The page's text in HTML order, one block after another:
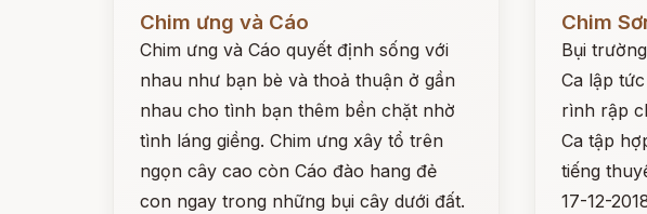
Chim ưng và Cáo
Chim ưng và Cáo quyết định sống với
nhau như bạn bè và thoả thuận ở gần
nhau cho tình bạn thêm bền chặt nhờ
tình láng giềng. Chim ưng xây tổ trên
ngọn cây cao còn Cáo đào hang đẻ
con ngay trong những bụi cây dưới đất.
Chim
Bụi
Ca lập
rình rập
Ca tập
tiếng
17-12-